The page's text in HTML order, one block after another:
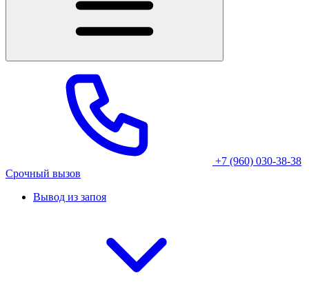
+7 (960) 030-38-38
Срочный вызов
Вывод из запоя